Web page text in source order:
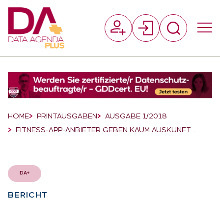
Breadcrumb-Navigation
HOME PRINTAUSGABEN
AUSGABE 1/2018
FITNESS-APP-ANBIETER GEBEN KAUM AUSKUNFT …
DA+
BE­RICHT